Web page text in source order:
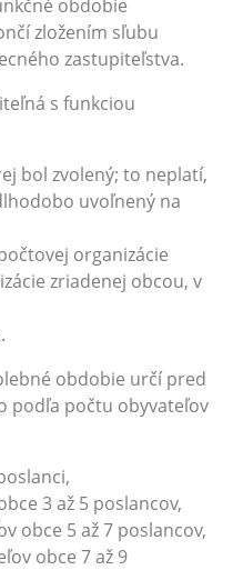
obdobie
zložením sľubu
zastupiteľstva.
s funkciou
bol zvolený; to neplatí,
uvoľnený na
organizácie
zriadenej obcou, v
obdobie určí pred
podľa počtu obyvateľov
3 až 5 poslancov,
obce 5 až 7 poslancov,
obce 7 až 9